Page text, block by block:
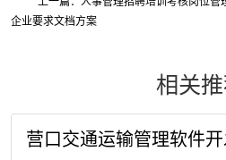
企业要求文档方案
相关
营口交通运输管理软件